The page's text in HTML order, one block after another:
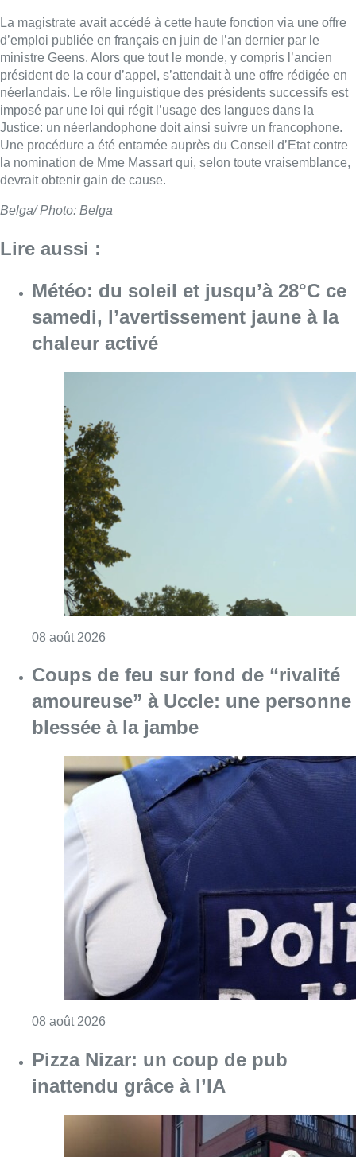
La magistrate avait accédé à cette haute fonction via une offre
d’emploi publiée en français en juin de l’an dernier par le
ministre Geens. Alors que tout le monde, y compris l’ancien
président de la cour d’appel, s’attendait à une offre rédigée en
néerlandais. Le rôle linguistique des présidents successifs est
imposé par une loi qui régit l’usage des langues dans la
Justice: un néerlandophone doit ainsi suivre un francophone.
Une procédure a été entamée auprès du Conseil d’Etat contre
la nomination de Mme Massart qui, selon toute vraisemblance,
devrait obtenir gain de cause.
Belga/ Photo: Belga
Lire aussi :
Météo: du soleil et jusqu’à 28°C ce
samedi, l’avertissement jaune à la
chaleur activé
08 août 2026
Coups de feu sur fond de “rivalité
amoureuse” à Uccle: une personne
blessée à la jambe
08 août 2026
Pizza Nizar: un coup de pub
inattendu grâce à l’IA